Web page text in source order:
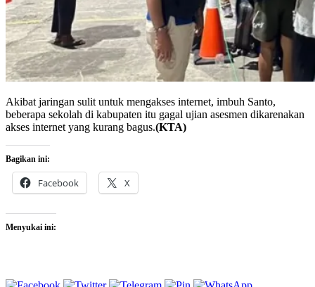
Akibat jaringan sulit untuk mengakses internet, imbuh Santo,
beberapa sekolah di kabupaten itu gagal ujian asesmen dikarenakan
akses internet yang kurang bagus.(KTA)
Bagikan ini:
Facebook X
Menyukai ini: